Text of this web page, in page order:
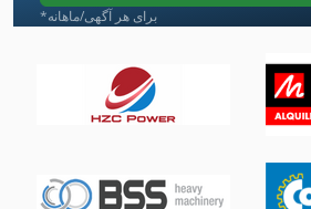
Tps 330
برطرف کننده پالت
ماشین آلات برای ساخت پالت
*برای هر آگهی/ماهانه